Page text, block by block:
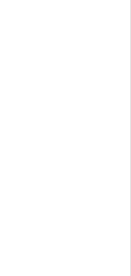
评分